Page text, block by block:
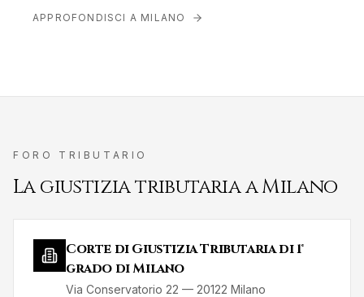
APPROFONDISCI A MILANO
FORO TRIBUTARIO
La giustizia tributaria aMilano
Corte di Giustizia Tributaria di 1°
grado di Milano
Via Conservatorio 22 — 20122 Milano